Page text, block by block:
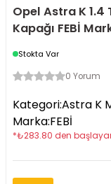
Opel Astra K
Kapağı FEBİ
Stokta Var
0 Yorum
Kategori:Astra K
Marka:FEBİ
*₺283.80 den